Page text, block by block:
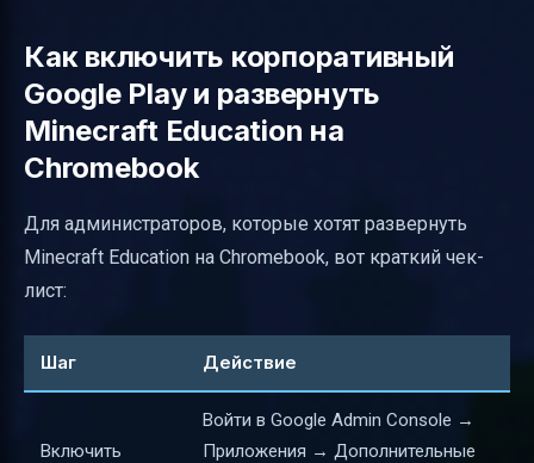
Как включить корпоративный
Google Play и развернуть
Minecraft Education на
Chromebook
Для администраторов, которые хотят развернуть
Minecraft Education на Chromebook, вот краткий чек-
лист:
Шаг Действие
Включить
Войти в Google Admin Console →
Приложения → Дополнительные